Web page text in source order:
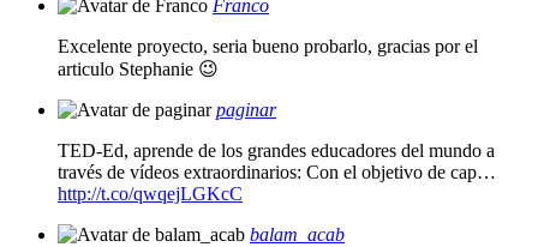
Franco
Excelente proyecto, seria bueno probarlo, gracias por el
articulo Stephanie 😉
paginar
TED-Ed, aprende de los grandes educadores del mundo a
través de vídeos extraordinarios: Con el objetivo de cap…
http://t.co/qwqejLGKcC
balam_acab